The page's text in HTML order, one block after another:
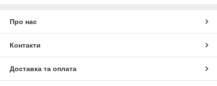
Про нас
Контакти
Доставка та оплата